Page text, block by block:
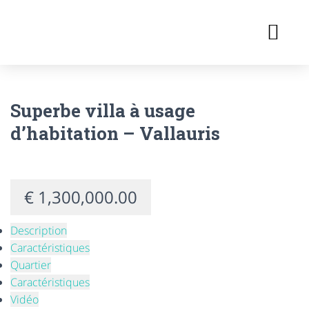
Superbe villa à usage
d’habitation – Vallauris
€ 1,300,000.00
Description
Caractéristiques
Quartier
Caractéristiques
Vidéo